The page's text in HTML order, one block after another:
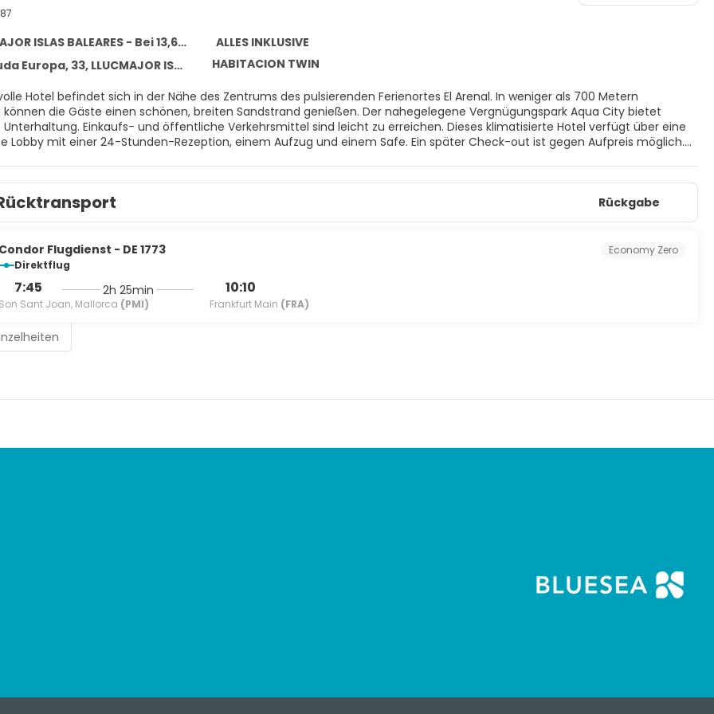
ISLAS BALEARES - Bei 13,6 km vom Zentrum entfernt
ALLES INKLUSIVE
33, LLUCMAJOR ISLAS BALEARES 07600
HABITACION TWIN
Hotel befindet sich in der Nähe des Zentrums des pulsierenden Ferienortes El Arenal. In weniger als 700 Metern
die Gäste einen schönen, breiten Sandstrand genießen. Der nahegelegene Vergnügungspark Aqua City bietet
Unterhaltung. Einkaufs- und öffentliche Verkehrsmittel sind leicht zu erreichen. Dieses klimatisierte Hotel verfügt über eine
Lobby mit einer 24-Stunden-Rezeption, einem Aufzug und einem Safe. Ein später Check-out ist gegen Aufpreis möglich.
Etagenbetten. WLAN ist gegen Gebühr verfügbar. Die Gäste können Mahlzeiten im gemütlichen internationalen
genießen und Snacks an der Bar im Freien zu sich nehmen. Zu den Annehmlichkeiten gehören zwei Außenpools (einer
Spielplatz und regelmäßige Live-Unterhaltung. Der All-inclusive-Service des Hotels unterliegt dem Dekret-Gesetz 1/2020,
Mittag- und Abendessen inbegriffen. Alkoholische Getränke sind außerhalb dieser Zeiten kostenpflichtig.
Rückgabe
Condor Flugdienst - DE 1773
Direktflug
7:45
Son Sant Joan, Mallorca (PMI)
2h 25min 10:10
Frankfurt Main (FRA)
Economy Zero